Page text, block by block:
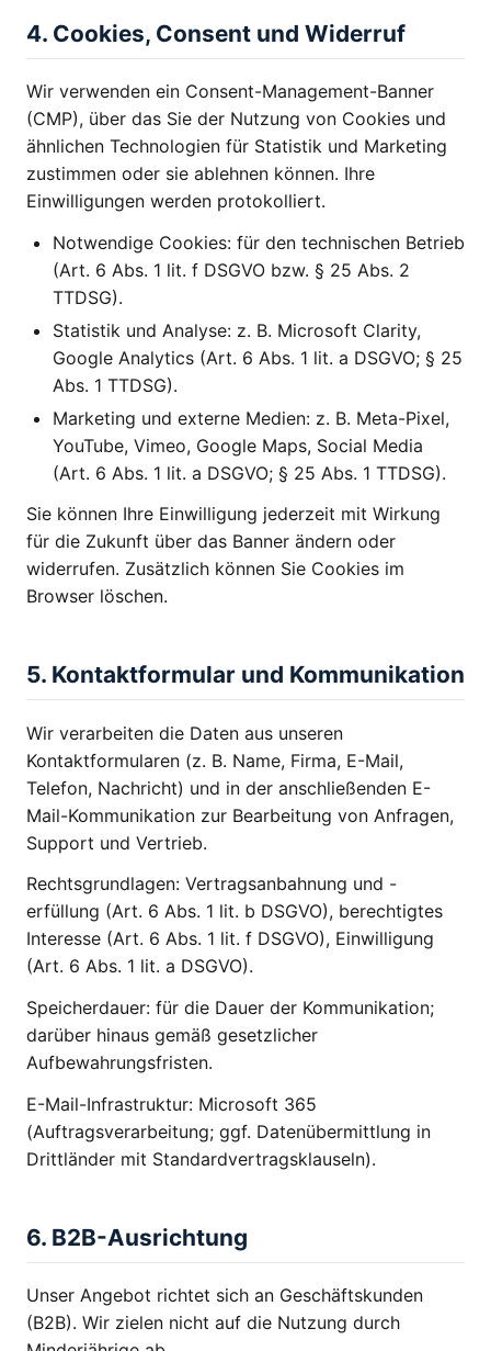
4. Cookies, Consent und Widerruf
Wir verwenden ein Consent-Management-Banner
(CMP), über das Sie der Nutzung von Cookies und
ähnlichen Technologien für Statistik und Marketing
zustimmen oder sie ablehnen können. Ihre
Einwilligungen werden protokolliert.
Notwendige Cookies: für den technischen Betrieb
(Art. 6 Abs. 1 lit. f DSGVO bzw. § 25 Abs. 2
TTDSG).
Statistik und Analyse: z. B. Microsoft Clarity,
Google Analytics (Art. 6 Abs. 1 lit. a DSGVO; § 25
Abs. 1 TTDSG).
Marketing und externe Medien: z. B. Meta-Pixel,
YouTube, Vimeo, Google Maps, Social Media
(Art. 6 Abs. 1 lit. a DSGVO; § 25 Abs. 1 TTDSG).
Sie können Ihre Einwilligung jederzeit mit Wirkung
für die Zukunft über das Banner ändern oder
widerrufen. Zusätzlich können Sie Cookies im
Browser löschen.
5. Kontaktformular und Kommunikation
Wir verarbeiten die Daten aus unseren
Kontaktformularen (z. B. Name, Firma, E-Mail,
Telefon, Nachricht) und in der anschließenden E-
Mail-Kommunikation zur Bearbeitung von Anfragen,
Support und Vertrieb.
Rechtsgrundlagen: Vertragsanbahnung und -
erfüllung (Art. 6 Abs. 1 lit. b DSGVO), berechtigtes
Interesse (Art. 6 Abs. 1 lit. f DSGVO), Einwilligung
(Art. 6 Abs. 1 lit. a DSGVO).
Speicherdauer: für die Dauer der Kommunikation;
darüber hinaus gemäß gesetzlicher
Aufbewahrungsfristen.
E-Mail-Infrastruktur: Microsoft 365
(Auftragsverarbeitung; ggf. Datenübermittlung in
Drittländer mit Standardvertragsklauseln).
6. B2B-Ausrichtung
Unser Angebot richtet sich an Geschäftskunden
(B2B). Wir zielen nicht auf die Nutzung durch